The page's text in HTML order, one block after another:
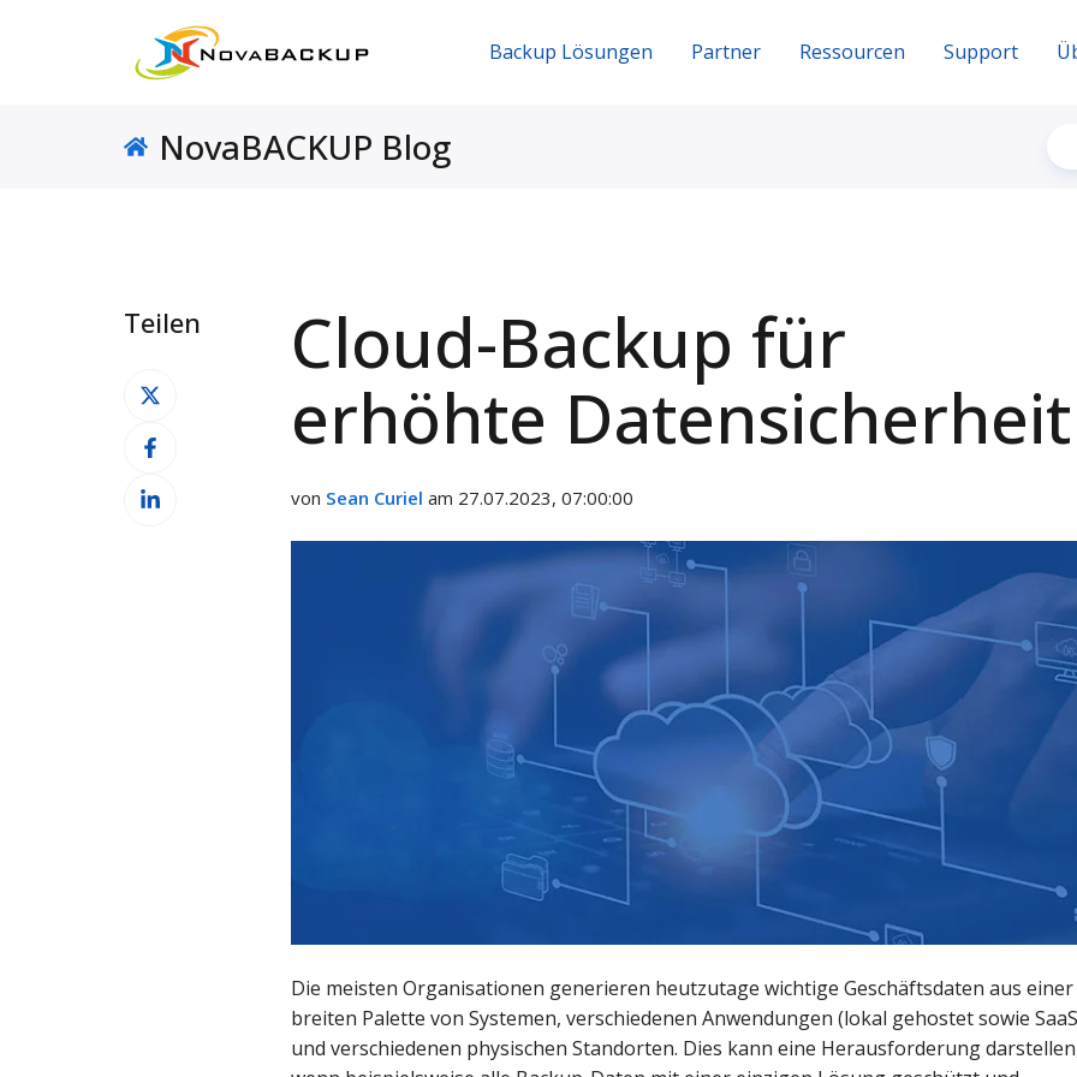
Backup Lösungen Partner Ressourcen Support
NovaBACKUP Blog
Teilen
Auf
teilen
Auf
Facebook
teilen
Auf
Cloud-Backup für
erhöhte Datensicherheit
von Sean Curiel am 27.07.2023, 07:00:00
Die meisten Organisationen generieren heutzutage wichtige Geschäftsdaten aus einer
breiten Palette von Systemen, verschiedenen Anwendungen (lokal gehostet sowie
und verschiedenen physischen Standorten. Dies kann eine Herausforderung